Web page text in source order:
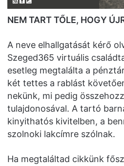
NEM TART TŐLE, HOGY
A neve elhallgatását kérő
Szeged365 virtuális
esetleg megtalálta a
két tettes a rablást
nekünk, mi pedig
tulajdonosával. A tartó
kinyithatós kivitelben, a
szolnoki lakcímre szólnak.
Ha megtaláltad cikkünk